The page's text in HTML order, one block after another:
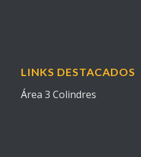
LINKS DESTACADOS
Área 3 Colindres